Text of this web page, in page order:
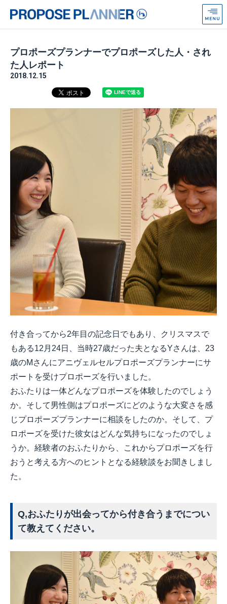
ロ
ズ
ン
from
Anniversaire
プロポーズプランナーでプロポーズした人・され
た人レポート
2018.12.15
付き合ってから2年目の記念日でもあり、クリスマスで
もある12月24日、当時27歳だった夫となるYさんは、23
歳のMさんにアニヴェルセルプロポーズプランナーにサ
ポートを受けプロポーズを行いました。
おふたりは一体どんなプロポーズを体験したのでしょう
か。そして男性側はプロポーズにどのような大変さを感
じプロポーズプランナーに相談をしたのか。そして、プ
ロポーズを受けた彼女はどんな気持ちになったのでしょ
うか。経験者のおふたりから、これからプロポーズを行
おうと考える方へのヒントとなる経験談をお聞きしまし
た。
Q,おふたりが出会ってから付き合うまでについ
て教えてください。